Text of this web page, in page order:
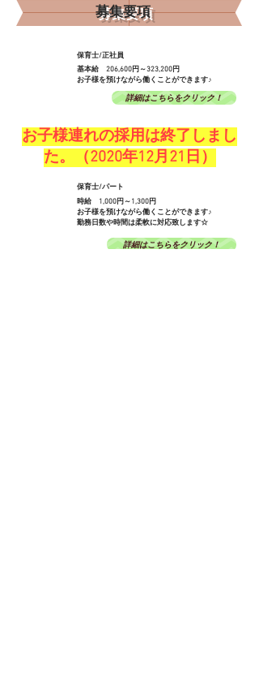
​募集要項
詳細はこちらをクリック！
基本給 206,600円～323,200円
​お子様を預けながら働くことができます♪
​保育士/正社員
お子様連れの採用は終了しまし
た。（2020年12月21日）
詳細はこちらをクリック！
時給 1,000円～1,300円
​お子様を預けながら働くことができます♪
​勤務日数や時間は柔軟に対応致します☆
​保育士/パート